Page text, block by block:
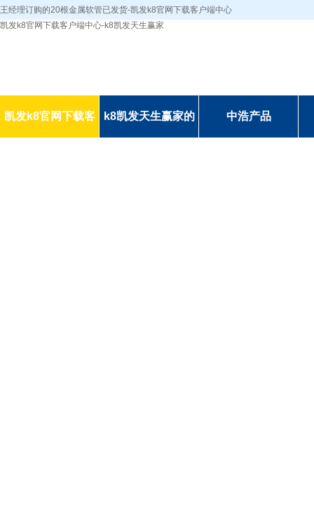
王经理订购的20根金属软管已发货-凯发k8官网下载客户端中心
凯发k8官网下载客户端中心-k8凯发天生赢家
凯发k8官网下载客 k8凯发天生赢家的 中浩产品